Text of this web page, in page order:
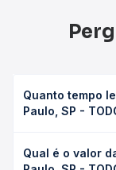
Quanto tempo
Paulo, SP -
Pedro do
Qual é o valor